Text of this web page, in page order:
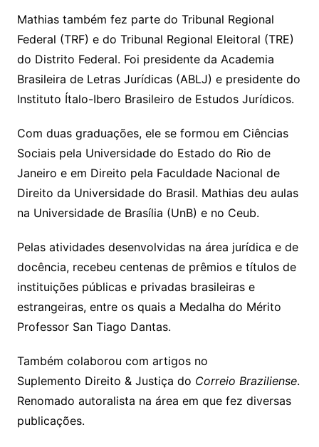
Mathias também fez parte do Tribunal Regional
Federal (TRF) e do Tribunal Regional Eleitoral (TRE)
do Distrito Federal. Foi presidente da Academia
Brasileira de Letras Jurídicas (ABLJ) e presidente do
Instituto Ítalo-Ibero Brasileiro de Estudos Jurídicos.
Com duas graduações, ele se formou em Ciências
Sociais pela Universidade do Estado do Rio de
Janeiro e em Direito pela Faculdade Nacional de
Direito da Universidade do Brasil. Mathias deu aulas
na Universidade de Brasília (UnB) e no Ceub.
Pelas atividades desenvolvidas na área jurídica e de
docência, recebeu centenas de prêmios e títulos de
instituições públicas e privadas brasileiras e
estrangeiras, entre os quais a Medalha do Mérito
Professor San Tiago Dantas.
Também colaborou com artigos no
Suplemento Direito & Justiça do Correio Braziliense.
Renomado autoralista na área em que fez diversas
publicações.